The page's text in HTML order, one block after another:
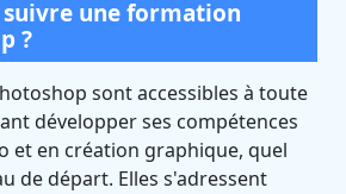
une formation
?
sont accessibles à toute
développer ses compétences
et en création graphique, quel
de départ. Elles s'adressent